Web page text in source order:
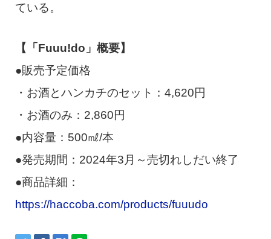
ている。
【「Fuuu!do」概要】
●販売予定価格
・お酒とハンカチのセット：4,620円
・お酒のみ：2,860円
●内容量：500㎖/本
●発売期間：2024年3月～売切れしだい終了
●商品詳細：
https://haccoba.com/products/fuuudo